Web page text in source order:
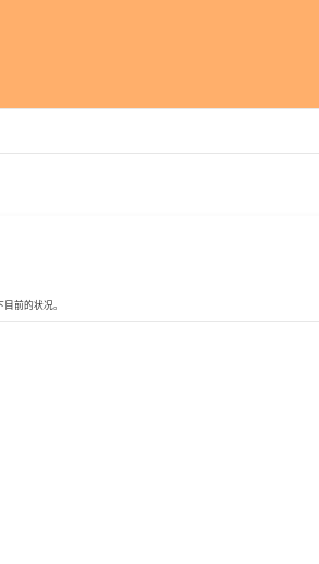
前的状况。